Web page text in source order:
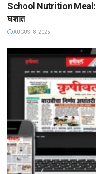
School Nutrition Meal:
घशात
AUGUST 8, 2026